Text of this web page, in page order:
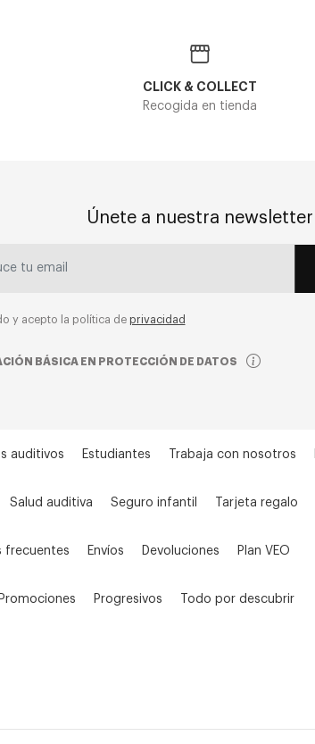
CLICK & COLLECT
Recogida en tienda
Únete a nuestra newsletter
y acepto la política de privacidad
BÁSICA EN PROTECCIÓN DE DATOS
auditivos Estudiantes Trabaja con nosotros
Salud auditiva Seguro infantil Tarjeta regalo
frecuentes Envíos Devoluciones Plan VEO
Promociones Progresivos Todo por descubrir